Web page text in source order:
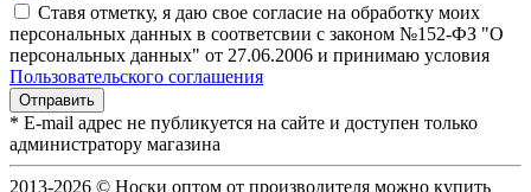
Ставя отметку, я даю свое согласие на обработку моих
персональных данных в соответсвии с законом №152-ФЗ "О
персональных данных" от 27.06.2006 и принимаю условия
Пользовательского соглашения
* E-mail адрес не публикуется на сайте и доступен только
администратору магазина
2013-2026 © Носки оптом от производителя можно купить